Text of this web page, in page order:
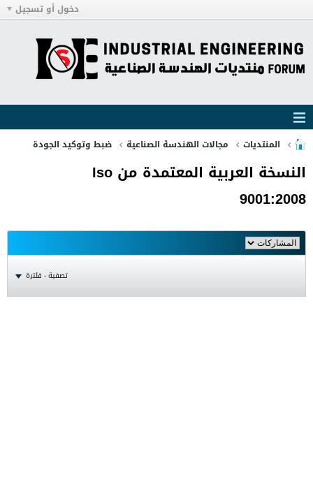
دخول أو تسجيل
المنتديات مجالات الهندسة الصناعية ضبط وتوكيد الجودة
النسخة العربية المعتمدة من Iso
9001:2008
تصفية - فلترة